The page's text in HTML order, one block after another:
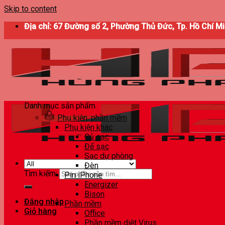
Skip to content
Địa chỉ: 67 Đường số 2, Phường Thủ Đức, Tp. Hồ Chí
Tìm kiếm:
Đăng nhập
Giỏ hàng
Danh mục sản phẩm
Phụ kiện, phần mềm
Phụ kiện khác
Củ sạc
Đế sạc
Sạc dự phòng
Đèn
Pin iPhone
Energizer
Bison
Phần mềm
Office
Phần mềm diệt Virus